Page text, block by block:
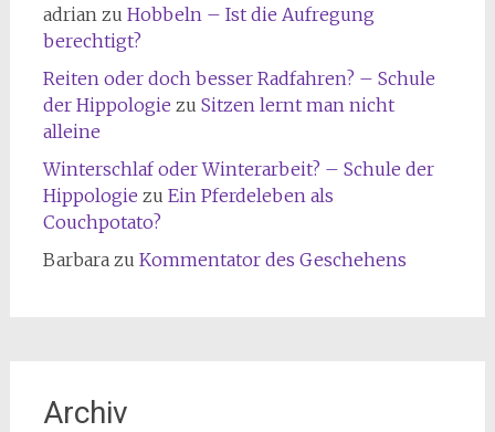
adrian zu Hobbeln – Ist die Aufregung
berechtigt?
Reiten oder doch besser Radfahren? – Schule
der Hippologie zu Sitzen lernt man nicht
alleine
Winterschlaf oder Winterarbeit? – Schule der
Hippologie zu Ein Pferdeleben als
Couchpotato?
Barbarazu Kommentator des Geschehens
Archiv